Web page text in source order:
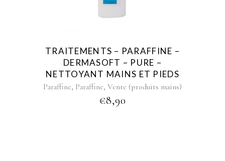
TRAITEMENTS – PARAFFINE –
DERMASOFT – PURE –
NETTOYANT MAINS ET PIEDS
Paraffine, Paraffine, Vente (produits mains)
€8,90